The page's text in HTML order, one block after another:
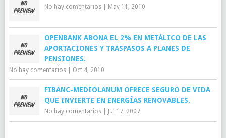
No hay comentarios| May 11, 2010
OPENBANK ABONA EL 2% EN METÁLICO DE LAS
APORTACIONES Y TRASPASOS A PLANES DE
PENSIONES.
No hay comentarios| Oct 4, 2010
FIBANC-MEDIOLANUM OFRECE SEGURO DE VIDA
QUE INVIERTE EN ENERGÍAS RENOVABLES.
No hay comentarios| Jul 17, 2007